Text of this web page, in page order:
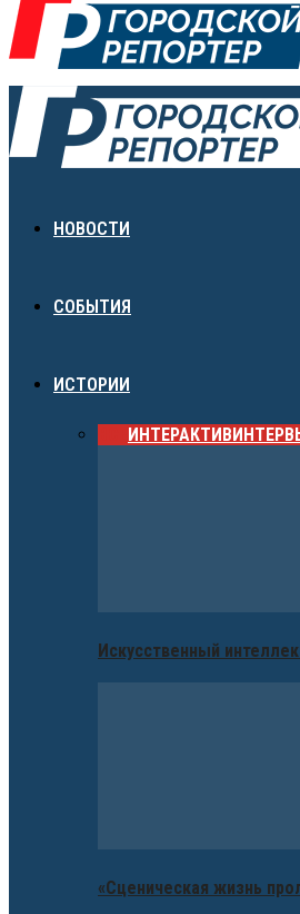
НОВОСТИ
СОБЫТИЯ
ИСТОРИИ
ИНТЕРАКТИВ
Искусственный
«Сценическая жизнь